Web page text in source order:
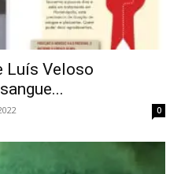
Luís Veloso
0